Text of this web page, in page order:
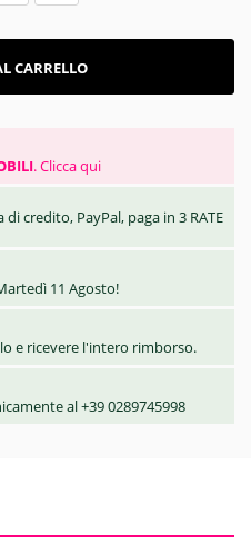
CARRELLO
.Clicca qui
credito, PayPal, paga in 3 RATE
11 Agosto!
e ricevere l'intero rimborso.
al +39 0289745998